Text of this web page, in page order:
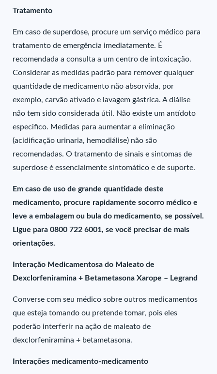
Tratamento
Em caso de superdose, procure um serviço médico para
tratamento de emergência imediatamente. É
recomendada a consulta a um centro de intoxicação.
Considerar as medidas padrão para remover qualquer
quantidade de medicamento não absorvida, por
exemplo, carvão ativado e lavagem gástrica. A diálise
não tem sido considerada útil. Não existe um antídoto
especifico. Medidas para aumentar a eliminação
(acidificação urinaria, hemodiálise) não são
recomendadas. O tratamento de sinais e sintomas de
superdose é essencialmente sintomático e de suporte.
Em caso de uso de grande quantidade deste
medicamento, procure rapidamente socorro médico e
leve a embalagem ou bula do medicamento, se possível.
Ligue para 0800 722 6001, se você precisar de mais
orientações.
Interação Medicamentosa do Maleato de
Dexclorfeniramina + Betametasona Xarope – Legrand
Converse com seu médico sobre outros medicamentos
que esteja tomando ou pretende tomar, pois eles
poderão interferir na ação de maleato de
dexclorfeniramina + betametasona.
Interações medicamento-medicamento